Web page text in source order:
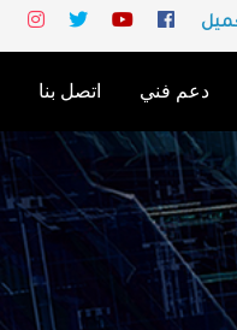
دعم فني اتصل بنا